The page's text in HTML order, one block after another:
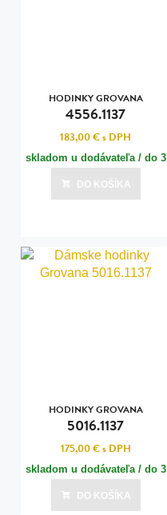
HODINKY GROVANA
4556.1137
183,00 €s DPH
skladom u dodávateľa / do 3
dní
Posledná aktualizácia dnes o 15:00
DO KOŠÍKA
HODINKY GROVANA
5016.1137
175,00 €s DPH
skladom u dodávateľa / do 3
dní
Posledná aktualizácia dnes o 15:00
DO KOŠÍKA